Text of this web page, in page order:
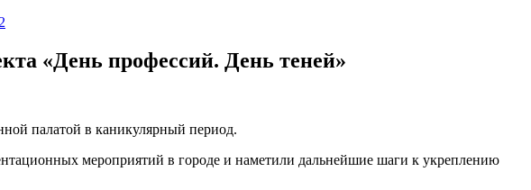
«День профессий. День теней»
палатой в каникулярный период.
мероприятий в городе и наметили дальнейшие шаги к укреплению